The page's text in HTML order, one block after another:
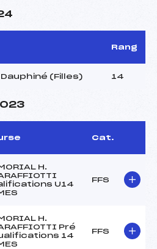
Rang
(Filles) 14
Cat.
H.
U14
FFS
H.
Pré
14
FFS